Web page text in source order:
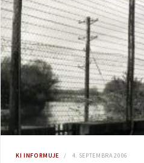
KI INFORMUJE 4. SEPTEMBRA 2006